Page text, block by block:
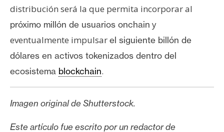
distribución será la que permita incorporar al
próximo millón de usuarios onchain y
eventualmente impulsarel siguiente billón de
dólares en activos tokenizados dentro del
ecosistema blockchain.
Imagen original de Shutterstock.
Este artículo fue escrito por un redactor de